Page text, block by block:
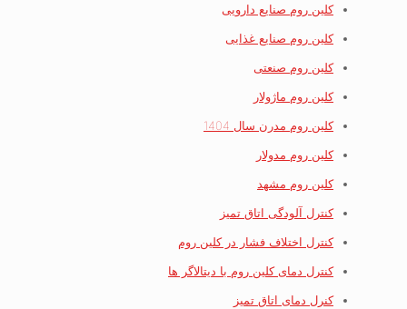
کلین روم صنایع دارویی
کلین روم صنایع غذایی
کلین روم صنعتی
کلین روم ماژولار
کلین روم مدرن سال 1404
کلین روم مدولار
کلین روم مشهد
کنترل آلودگی اتاق تمیز
کنترل اختلاف فشار در کلین روم
کنترل دمای کلین روم با دیتالاگر ها
کنرل دمای اتاق تمیز